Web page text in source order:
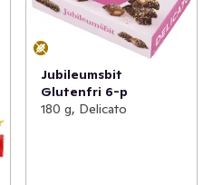
Jubileumsbit
Glutenfri 6-p
180 g, Delicato